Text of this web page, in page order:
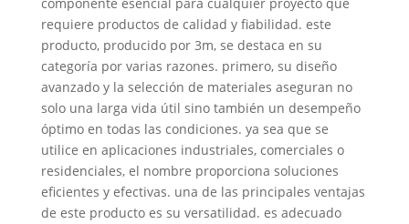
requiere productos de calidad y fiabilidad. este
producto, producido por 3m, se destaca en su
categoría por varias razones. primero, su diseño
avanzado y la selección de materiales aseguran no
solo una larga vida útil sino también un desempeño
óptimo en todas las condiciones. ya sea que se
utilice en aplicaciones industriales, comerciales o
residenciales, el nombre proporciona soluciones
eficientes y efectivas. una de las principales ventajas
de este producto es su versatilidad. es adecuado